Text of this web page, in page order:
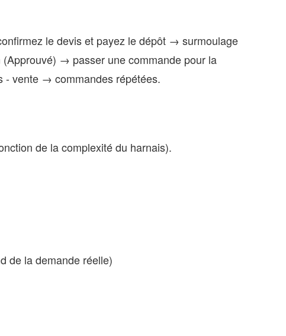
le devis et payez le dépôt → surmoulage
→ passer une commande pour la
vente → commandes répétées.
de la complexité du harnais).
de la demande réelle)